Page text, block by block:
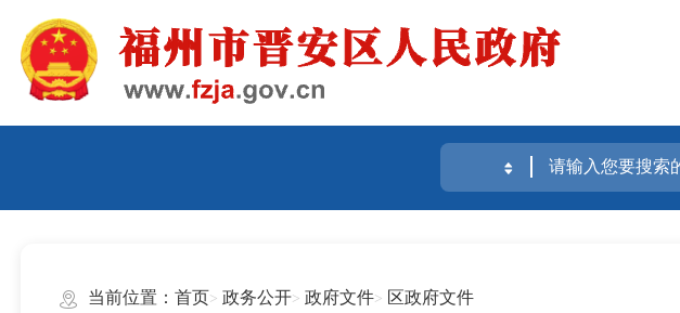
当前位置： 首页 政务公开 政府文件 区政府文件